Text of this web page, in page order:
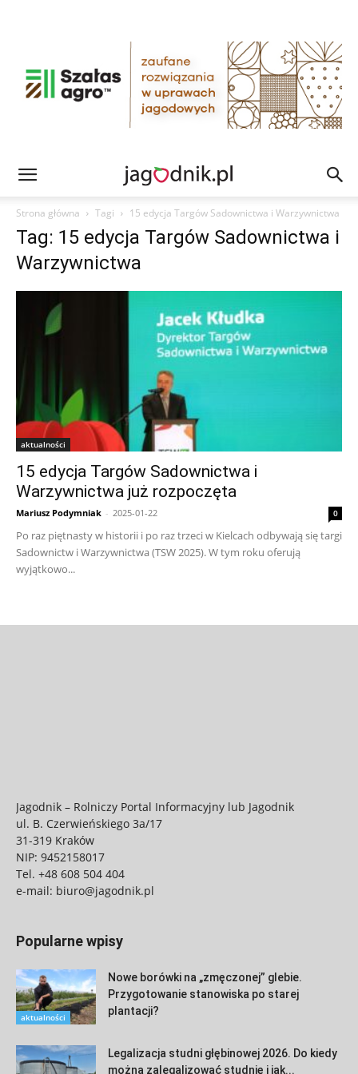
Strona główna Tagi 15 edycja Targów Sadownictwa i Warzywnictwa
Tag: 15 edycja Targów Sadownictwa i
Warzywnictwa
aktualności
15 edycja Targów Sadownictwa i
Warzywnictwa już rozpoczęta
Mariusz Podymniak - 2025-01-22 0
Po raz piętnasty w historii i po raz trzeci w Kielcach odbywają się targi
Sadownictw i Warzywnictwa (TSW 2025). W tym roku oferują
wyjątkowo...
Jagodnik – Rolniczy Portal Informacyjny lub Jagodnik
ul. B. Czerwieńskiego 3a/17
31-319 Kraków
NIP: 9452158017
Tel. +48 608 504 404
e-mail: biuro@jagodnik.pl
Popularne wpisy
aktualności
Nowe borówki na „zmęczonej” glebie.
Przygotowanie stanowiska po starej
plantacji?
Legalizacja studni głębinowej 2026. Do kiedy
można zalegalizować studnię i jak...